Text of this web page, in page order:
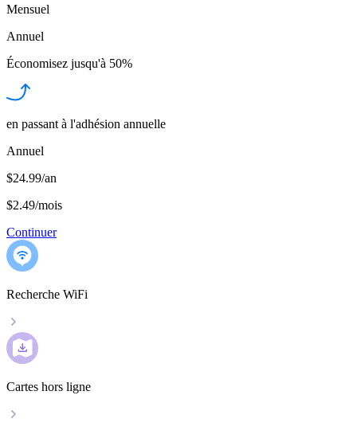
Mensuel
Annuel
Économisez jusqu'à 50%
en passant à l'adhésion annuelle
Annuel
$24.99/an
$2.49/mois
Continuer
Recherche WiFi
Cartes hors ligne